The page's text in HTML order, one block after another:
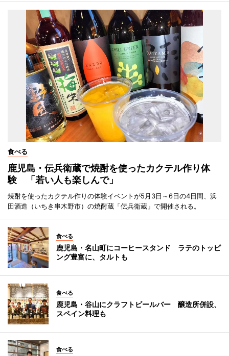
食べる
鹿児島・伝兵衛蔵で焼酎を使ったカクテル作り体
験 「若い人も楽しんで」
焼酎を使ったカクテル作りの体験イベントが5月3日～6日の4日間、浜
田酒造（いちき串木野市）の焼酎蔵「伝兵衛蔵」で開催される。
食べる
鹿児島・名山町にコーヒースタンド ラテのトッピ
ング豊富に、タルトも
食べる
鹿児島・谷山にクラフトビールバー 醸造所併設、
スペイン料理も
食べる